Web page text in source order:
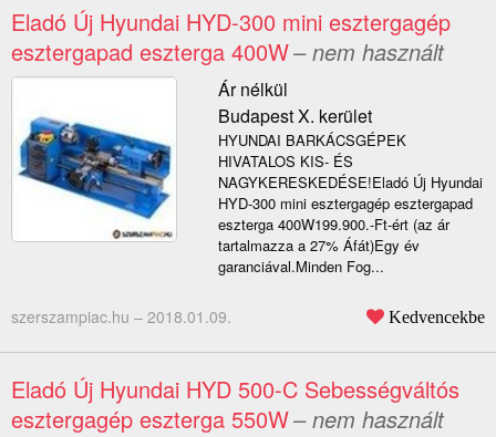
Eladó Új Hyundai HYD-300 mini esztergagép
esztergapad eszterga 400W– nem használt
Ár nélkül
Budapest X. kerület
HYUNDAI BARKÁCSGÉPEK
HIVATALOS KIS- ÉS
NAGYKERESKEDÉSE!Eladó Új Hyundai
HYD-300 mini esztergagép esztergapad
eszterga 400W199.900.-Ft-ért (az ár
tartalmazza a 27% Áfát)Egy év
garanciával.Minden Fog...
szerszampiac.hu – 2018.01.09. Kedvencekbe
Eladó Új Hyundai HYD 500-C Sebességváltós
esztergagép eszterga 550W– nem használt